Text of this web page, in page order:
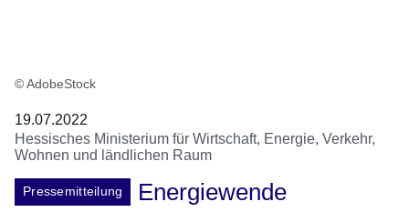
© AdobeStock
19.07.2022
Hessisches Ministerium für Wirtschaft, Energie, Verkehr,
Wohnen und ländlichen Raum
Pressemitteilung
Energiewende